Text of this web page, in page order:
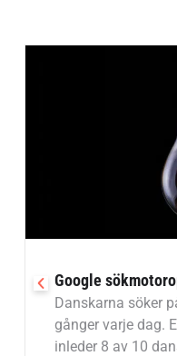
Google
Danskarna söker
gånger varje dag.
inleder 8 av 10